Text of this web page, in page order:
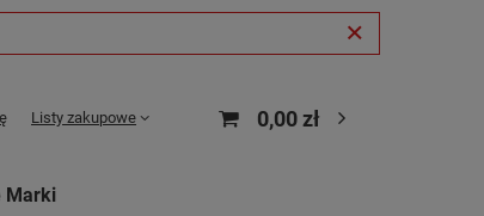
Listy zakupowe 0,00 zł
Marki